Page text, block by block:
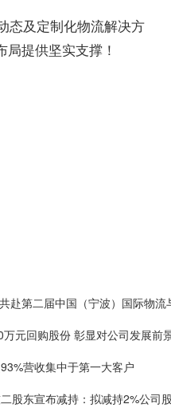
态及定制化物流解决方
提供坚实支撑！
营收集中于第一大客户